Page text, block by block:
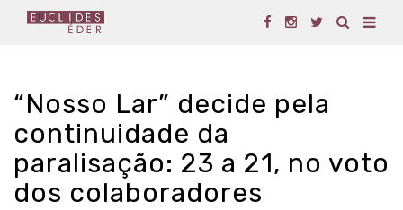
“Nosso Lar” decide pela
continuidade da
paralisação: 23 a 21, no voto
dos colaboradores